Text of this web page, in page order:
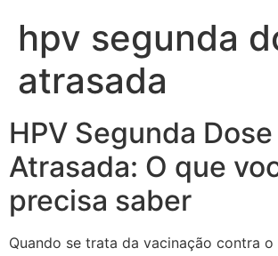
hpv segunda
atrasada
HPV Segunda Dose
Atrasada: O que
precisa saber
Quando se trata da vacinação contra o